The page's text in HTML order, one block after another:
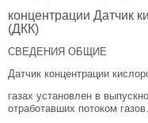
концентрации Датчик
(ДКК)
СВЕДЕНИЯ ОБЩИЕ
Датчик концентрации
газах установлен в
отработавших потоком газов.